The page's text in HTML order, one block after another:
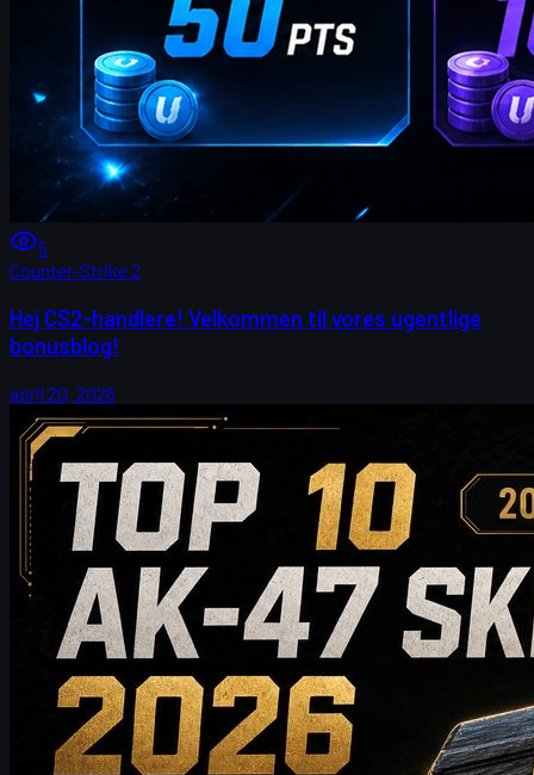
5
Counter-Strike 2
Hej CS2-handlere! Velkommen til vores ugentlige
bonusblog!
april 20, 2026